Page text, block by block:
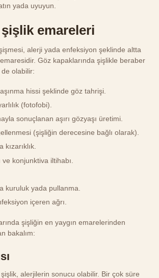
yada uyuyun.
emareleri
alerji yada enfeksiyon şeklinde altta
Göz kapaklarında şişlikle beraber
olabilir:
hissi şeklinde göz tahrişi.
(fotofobi).
sonuçlanan aşırı gözyaşı üretimi.
(şişliğin derecesine bağlı olarak).
kızarıklık.
ve konjunktiva iltihabı.
kuruluk yada pullanma.
içeren ağrı.
şişliğin en yaygın emarelerinden
bakalım:
alerjilerin sonucu olabilir. Bir çok süre